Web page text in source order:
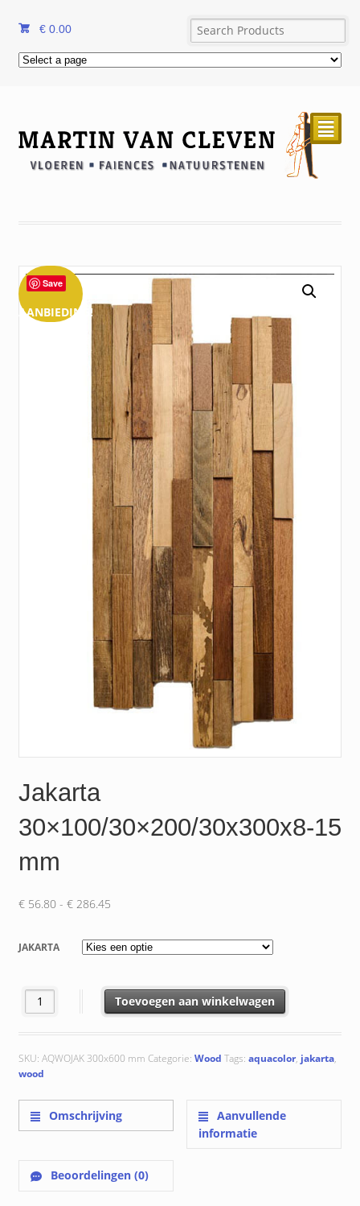
€ 0.00
²
AANBIEDING!
Save
Jakarta
30×100/30×200/30x300x8-15
mm
€56.80 - €286.45Prijsklasse:
tot
€ 286.45
JAKARTA
Jakarta 30x100/30x200/30x300x8-15 mm aantal
Toevoegen aan winkelwagen
SKU: AQWOJAK 300x600 mm Categorie: Wood Tags: aquacolor, jakarta,
wood
Omschrijving
Aanvullende
informatie
Beoordelingen (0)